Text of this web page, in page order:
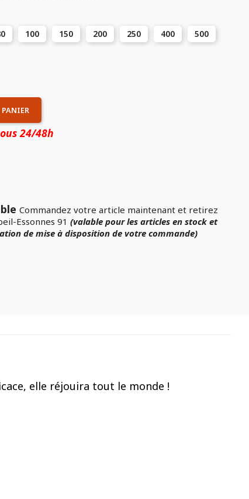
100 150 200 250 400
500
24/48h
Commandez votre article maintenant et retirez
Essonnes 91 (valable pour les articles en stock et
de mise à disposition de votre commande)
elle réjouira tout le monde !